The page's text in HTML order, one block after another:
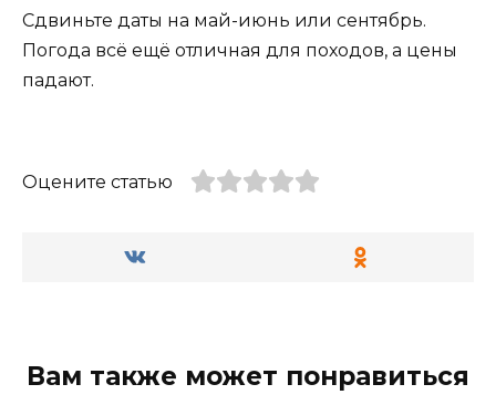
Сдвиньте даты на май-июнь или сентябрь.
Погода всё ещё отличная для походов, а цены
падают.
Оцените статью
Вам также может понравиться